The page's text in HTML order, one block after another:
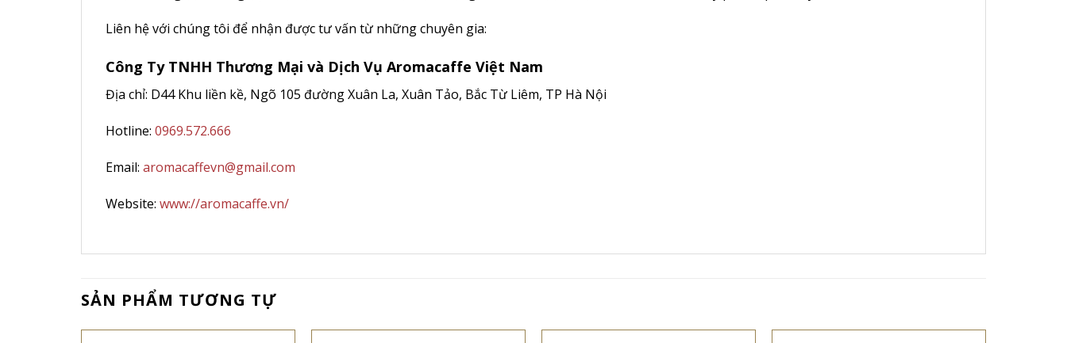
Liên hệ với chúng tôi để nhận được tư vấn từ những chuyên gia:
Công Ty TNHH Thương Mại và Dịch Vụ Aromacaffe Việt Nam
Địa chỉ: D44 Khu liền kề, Ngõ 105 đường Xuân La, Xuân Tảo, Bắc Từ Liêm, TP Hà Nội
Hotline: 0969.572.666
Email: aromacaffevn@gmail.com
Website: www://aromacaffe.vn/
SẢN PHẨM TƯƠNG TỰ